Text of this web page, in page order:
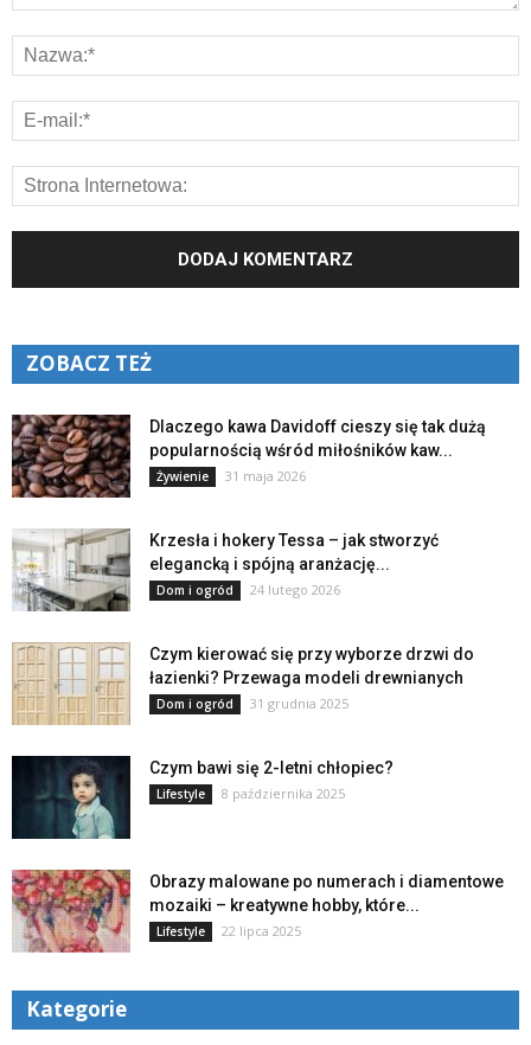
ZOBACZ TEŻ
Dlaczego kawa Davidoff cieszy się tak dużą
popularnością wśród miłośników kaw...
Żywienie 31 maja 2026
Krzesła i hokery Tessa – jak stworzyć
elegancką i spójną aranżację...
Dom i ogród 24 lutego 2026
Czym kierować się przy wyborze drzwi do
łazienki? Przewaga modeli drewnianych
Dom i ogród 31 grudnia 2025
Czym bawi się 2-letni chłopiec?
Lifestyle 8 października 2025
Obrazy malowane po numerach i diamentowe
mozaiki – kreatywne hobby, które...
Lifestyle 22 lipca 2025
Kategorie